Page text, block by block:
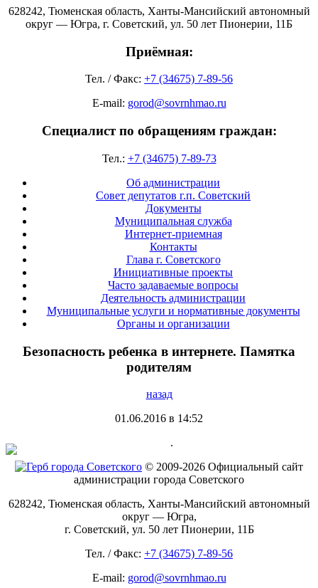
628242, Тюменская область, Ханты-Мансийский автономный
округ — Югра, г. Советский, ул. 50 лет Пионерии, 11Б
Приёмная:
Тел. / Факс: +7 (34675) 7-89-56
E-mail: gorod@sovrnhmao.ru
Специалист по обращениям граждан:
Тел.: +7 (34675) 7-89-73
Об администрации
Совет депутатов г.п. Советский
Документы
Муниципальная служба
Интернет-приемная
Контакты
Глава г. Советского
Инициативные проекты
Часто задаваемые вопросы
Деятельность администрации
Муниципальные услуги и нормативные документы
Органы и организации
Безопасность ребенка в интернете. Памятка
родителям
назад
01.06.2016 в 14:52
.
© 2009-2026 Официальный сайт
администрации города Советского
628242, Тюменская область, Ханты-Мансийский автономный
округ — Югра,
г. Советский, ул. 50 лет Пионерии, 11Б
Тел. / Факс: +7 (34675) 7-89-56
E-mail: gorod@sovrnhmao.ru